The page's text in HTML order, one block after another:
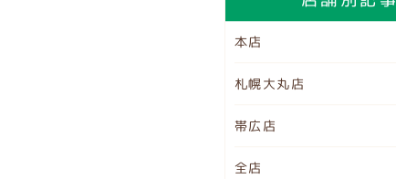
本店
札幌大丸店
帯広店
全店